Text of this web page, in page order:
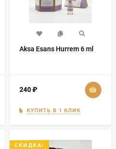
Aksa Esans Hurrem 6 ml
240₽
КУПИТЬ В 1 КЛИК
СКИДКА!